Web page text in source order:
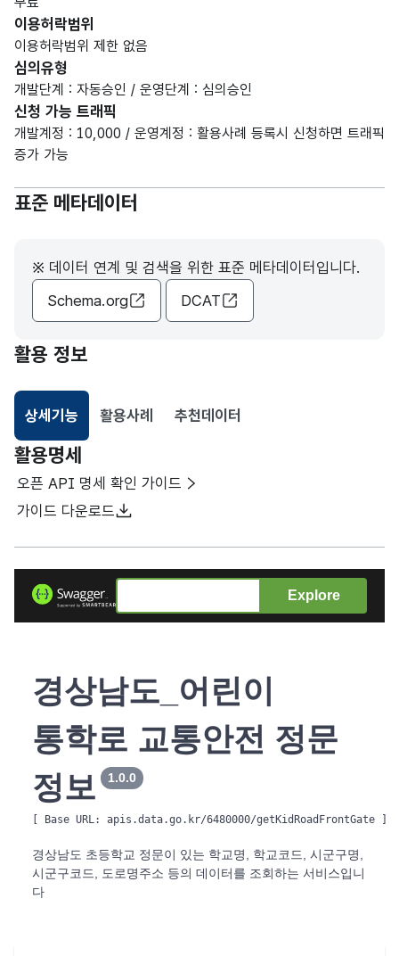
이용허락범위
이용허락범위 제한 없음
심의유형
개발단계 : 자동승인 / 운영단계 : 심의승인
신청 가능 트래픽
개발계정 : 10,000 / 운영계정 : 활용사례 등록시 신청하면 트래픽
증가 가능
표준 메타데이터
※ 데이터 연계 및 검색을 위한 표준 메타데이터입니다.
Schema.org
DCAT
활용 정보
상세기능
선택됨
활용사례 추천데이터
활용명세
오픈 API 명세 확인 가이드
가이드 다운로드
Explore
경상남도_어린이
통학로 교통안전 정문
정보
1.0.0
[ Base URL: apis.data.go.kr/6480000/getKidRoadFrontGate
경상남도 초등학교 정문이 있는 학교명, 학교코드, 시군구명,
시군구코드, 도로명주소 등의 데이터를 조회하는 서비스입니
다